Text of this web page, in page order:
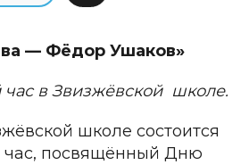
— Фёдор Ушаков»
час в Звизжёвской школе.
школе состоится
час, посвящённый Дню